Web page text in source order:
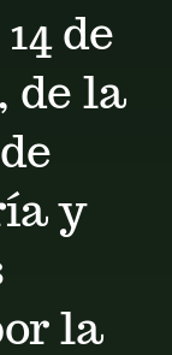
de
de la
y
la